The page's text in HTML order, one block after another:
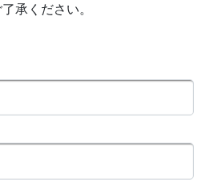
承ください。